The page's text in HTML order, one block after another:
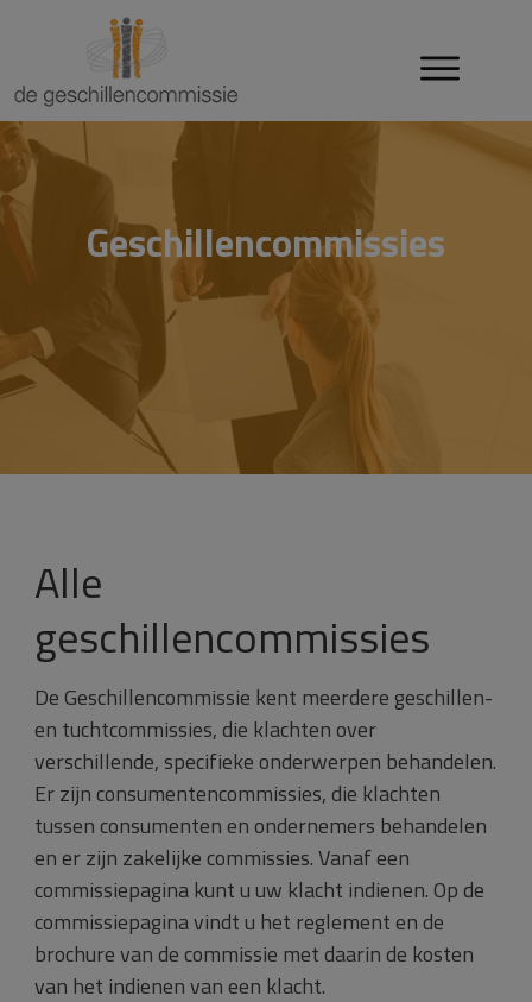
Geschillencommissies
Alle
geschillencommissies
De Geschillencommissie kent meerdere geschillen-
en tuchtcommissies, die klachten over
verschillende, specifieke onderwerpen behandelen.
Er zijn consumentencommissies, die klachten
tussen consumenten en ondernemers behandelen
en er zijn zakelijke commissies. Vanaf een
commissiepagina kunt u uw klacht indienen. Op de
commissiepagina vindt u het reglement en de
brochure van de commissie met daarin de kosten
van het indienen van een klacht.